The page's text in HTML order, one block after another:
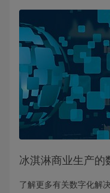
冰淇淋商业生产的
了解更多有关数字化解